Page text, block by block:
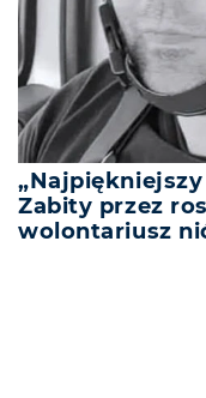
Zabity przez
wolontariusz